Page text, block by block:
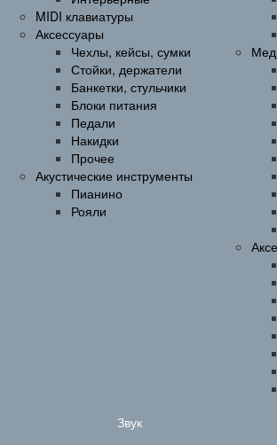
MIDI клавиатуры
Аксессуары
Чехлы, кейсы, сумки
Стойки, держатели
Банкетки, стульчики
Блоки питания
Педали
Накидки
Прочее
Акустические инструменты
Пианино
Рояли
Звук